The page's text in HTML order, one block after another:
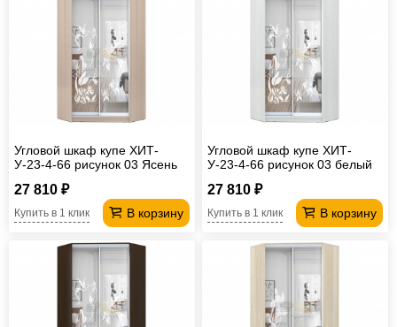
Угловой шкаф купе ХИТ-
У-23-4-66 рисунок 03 Ясень
27 810 ₽
В корзину
Купить в 1 клик
Угловой шкаф купе ХИТ-
У-23-4-66 рисунок 03 белый
27 810 ₽
В корзину
Купить в 1 клик